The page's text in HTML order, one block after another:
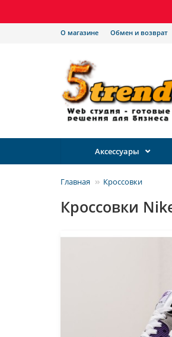
О магазине Обмен и возврат
Аксессуары
Главная Кроссовки
Кроссовки